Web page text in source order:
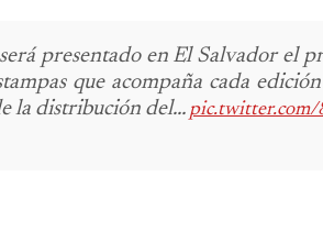
presentado en El Salvador el
que acompaña cada
la distribución del… pic.twitter.com/